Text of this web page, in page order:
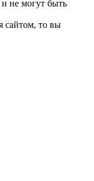
и не могут быть
сайтом, то вы